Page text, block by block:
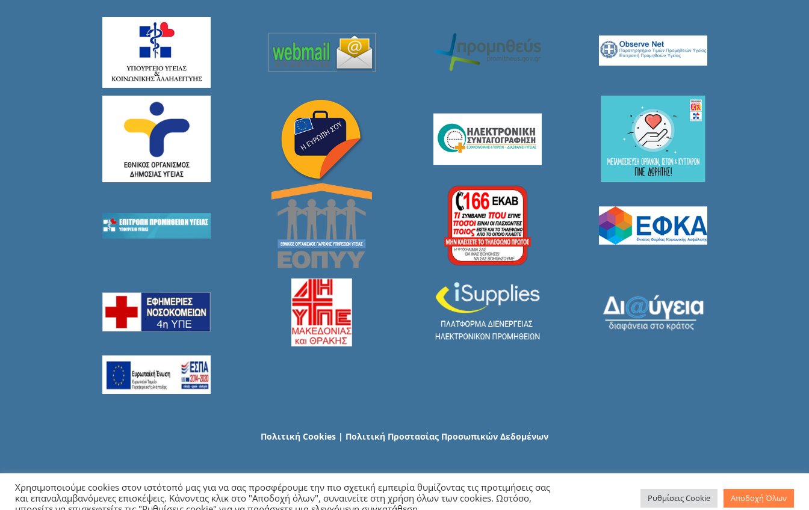
Πολιτική Cookies | Πολιτική Προστασίας Προσωπικών Δεδομένων
Copyright2026 Γενικό Νοσοκομείο Χαλκιδικής | All Rights Reserved | Developed by
Χρησιμοποιούμε cookies στον ιστότοπό μας για να σας προσφέρουμε την πιο σχετική εμπειρία θυμίζοντας τις προτιμήσεις σας
και επαναλαμβανόμενες επισκέψεις. Κάνοντας κλικ στο "Αποδοχή όλων", συναινείτε στη χρήση όλων των cookies. Ωστόσο,
Ρυθμίσεις Cookie Αποδοχή Όλων